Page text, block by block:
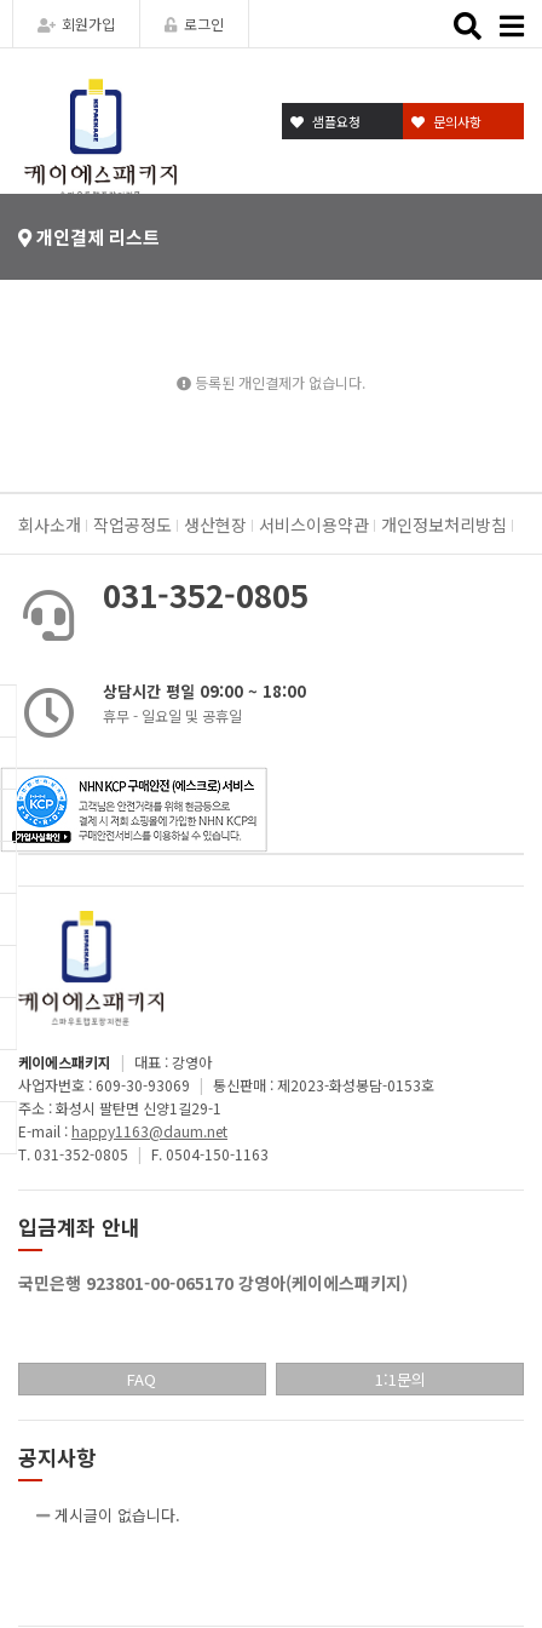
회원가입 로그인
Toggle
샘플요청 문의사항
개인결제 리스트
등록된 개인결제가 없습니다.
회사소개 작업공정도 생산현장 서비스이용약관 개인정보처리방침
031-352-0805
상담시간 평일 09:00 ~ 18:00
휴무 - 일요일 및 공휴일
케이에스패키지 | 대표 : 강영아
사업자번호 : 609-30-93069 | 통신판매 : 제2023-화성봉담-0153호
주소 : 화성시 팔탄면 신양1길29-1
E-mail : happy1163@daum.net
T. 031-352-0805 | F. 0504-150-1163
입금계좌 안내
국민은행 923801-00-065170 강영아(케이에스패키지)
FAQ 1:1문의
공지사항
게시글이 없습니다.